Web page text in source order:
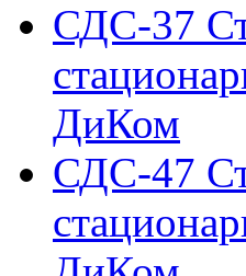
СДС-37
ДиКом
СДС-47